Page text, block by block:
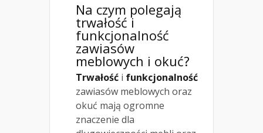
Na czym polegają
trwałość i
funkcjonalność
zawiasów
meblowych i okuć?
Trwałość i funkcjonalność
zawiasów meblowych oraz
okuć mają ogromne
znaczenie dla